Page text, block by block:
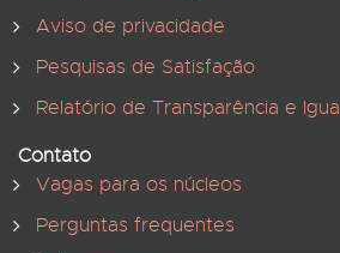
Aviso de privacidade
Pesquisas de Satisfação
Relatório de Transparência e
Contato
Vagas para os núcleos
Perguntas frequentes